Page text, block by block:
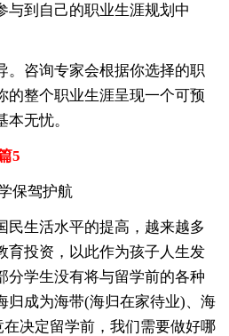
与到自己的职业生涯规划中
咨询专家会根据你选择的职
的整个职业生涯呈现一个可预
无忧。
5
保驾护航
生活水平的提高，越来越多
育投资，以此作为孩子人生发
分学生没有将与留学前的各种
归成为海带(海归在家待业)、海
决定留学前，我们需要做好哪